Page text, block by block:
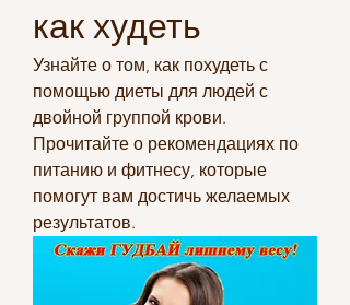
как худеть
Узнайте о том, как похудеть с
помощью диеты для людей с
двойной группой крови.
Прочитайте о рекомендациях по
питанию и фитнесу, которые
помогут вам достичь желаемых
результатов.